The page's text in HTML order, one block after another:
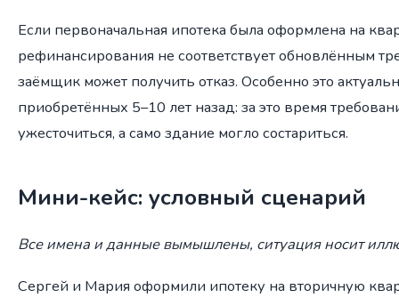
Если первоначальная ипотека была оформлена на
рефинансирования не соответствует обновлённым
заёмщик может получить отказ. Особенно это
приобретённых 5–10 лет назад: за это время
ужесточиться, а само здание могло состариться.
Мини-кейс: условный сценарий
Все имена и данные вымышлены, ситуация носит
Сергей и Мария оформили ипотеку на вторичную